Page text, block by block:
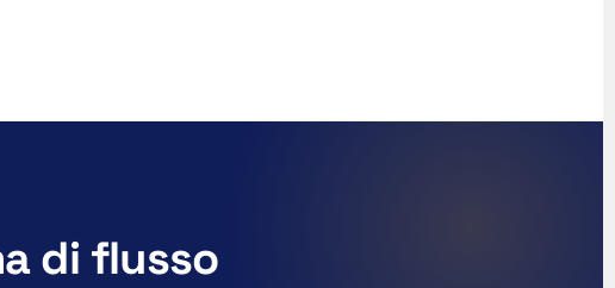
di flusso